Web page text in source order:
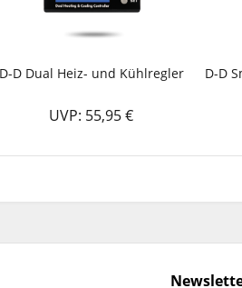
D-D Dual Heiz- und Kühlregler
UVP: 55,95 €
D-D